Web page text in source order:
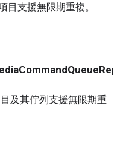
目支援無限期重複。
及其佇列支援無限期重